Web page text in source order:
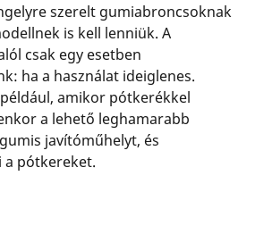
szerelt gumiabroncsoknak
is kell lenniük. A
csak egy esetben
ha a használat ideiglenes.
amikor pótkerékkel
a lehető leghamarabb
javítóműhelyt, és
a pótkereket.